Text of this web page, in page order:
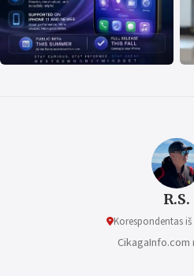
R.S.
Korespondentas
CikagaInfo.com